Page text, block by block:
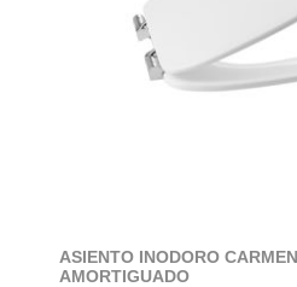
ASIENTO INODORO
AMORTIGUADO